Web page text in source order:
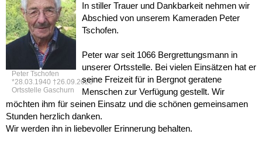
Peter Tschofen
*28.03.1940 †26.09.2020
Ortsstelle Gaschurn
In stiller Trauer und Dankbarkeit nehmen wir
Abschied von unserem Kameraden Peter
Tschofen.
Peter war seit 1066 Bergrettungsmann in
unserer Ortsstelle. Bei vielen Einsätzen hat er
seine Freizeit für in Bergnot geratene
Menschen zur Verfügung gestellt. Wir
möchten ihm für seinen Einsatz und die schönen gemeinsamen
Stunden herzlich danken.
Wir werden ihn in liebevoller Erinnerung behalten.